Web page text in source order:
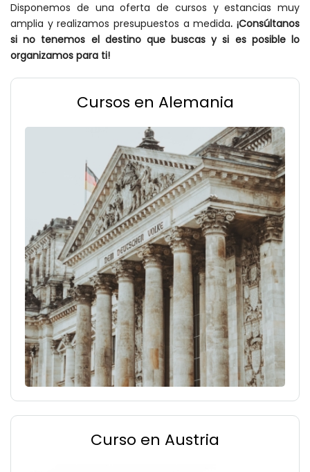
Disponemos de una oferta de cursos y estancias muy
amplia y realizamos presupuestos a medida. ¡Consúltanos
si no tenemos el destino que buscas y si es posible lo
organizamos para ti!
Cursos en Alemania
Curso en Austria